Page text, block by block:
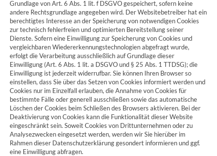
Grundlage von Art. 6 Abs. 1 lit. f DSGVO gespeichert, sofern keine
andere Rechtsgrundlage angegeben wird. Der Websitebetreiber hat ein
berechtigtes Interesse an der Speicherung von notwendigen Cookies
zur technisch fehlerfreien und optimierten Bereitstellung seiner
Dienste. Sofern eine Einwilligung zur Speicherung von Cookies und
vergleichbaren Wiedererkennungstechnologien abgefragt wurde,
erfolgt die Verarbeitung ausschließlich auf Grundlage dieser
Einwilligung (Art. 6 Abs. 1 lit. a DSGVO und § 25 Abs. 1 TTDSG); die
Einwilligung ist jederzeit widerrufbar. Sie können Ihren Browser so
einstellen, dass Sie über das Setzen von Cookies informiert werden und
Cookies nur im Einzelfall erlauben, die Annahme von Cookies für
bestimmte Fälle oder generell ausschließen sowie das automatische
Löschen der Cookies beim Schließen des Browsers aktivieren. Bei der
Deaktivierung von Cookies kann die Funktionalität dieser Website
eingeschränkt sein. Soweit Cookies von Drittunternehmen oder zu
Analysezwecken eingesetzt werden, werden wir Sie hierüber im
Rahmen dieser Datenschutzerklärung gesondert informieren und ggf.
eine Einwilligung abfragen.